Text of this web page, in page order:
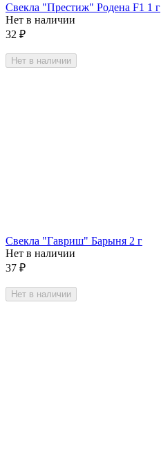
Свекла "Престиж" Родена F1 1 г
Нет в наличии
32 ₽
Нет в наличии
Свекла "Гавриш" Барыня 2 г
Нет в наличии
37 ₽
Нет в наличии